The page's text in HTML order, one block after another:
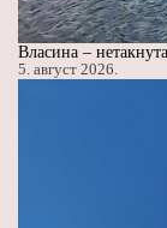
Власина –
5. август 2026.